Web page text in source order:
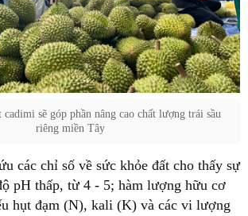
sẽ góp phần nâng cao chất lượng trái sầu
riêng miền Tây
các chỉ số về sức khỏe đất cho thấy sự
pH thấp, từ 4 - 5; hàm lượng hữu cơ
hụt đạm (N), kali (K) và các vi lượng